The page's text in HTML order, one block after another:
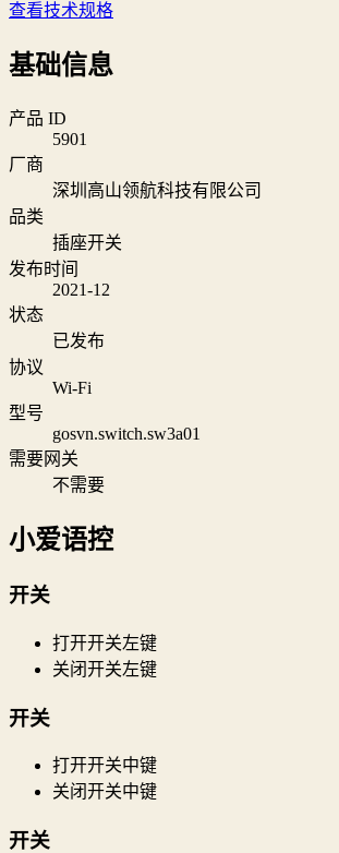
查看技术规格
基础信息
产品 ID
5901
厂商
深圳高山领航科技有限公司
品类
插座开关
发布时间
2021-12
状态
已发布
协议
Wi‑Fi
型号
gosvn.switch.sw3a01
需要网关
不需要
小爱语控
开关
打开开关左键
关闭开关左键
开关
打开开关中键
关闭开关中键
开关